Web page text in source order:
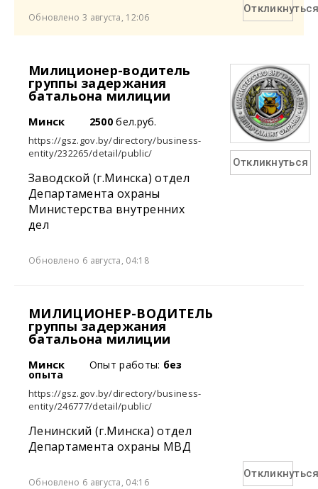
Обновлено 3 августа, 12:06
Милиционер-водитель
группы задержания
батальона милиции
Минск 2500 бел.руб.
https://gsz.gov.by/directory/business-
entity/232265/detail/public/
Заводской (г.Минска) отдел
Департамента охраны
Министерства внутренних
дел
Обновлено 6 августа, 04:18
Откликнуться
МИЛИЦИОНЕР-ВОДИТЕЛЬ
группы задержания
батальона милиции
Минск Опыт работы: без
опыта
https://gsz.gov.by/directory/business-
entity/246777/detail/public/
Ленинский (г.Минска) отдел
Департамента охраны МВД
Обновлено 6 августа, 04:16